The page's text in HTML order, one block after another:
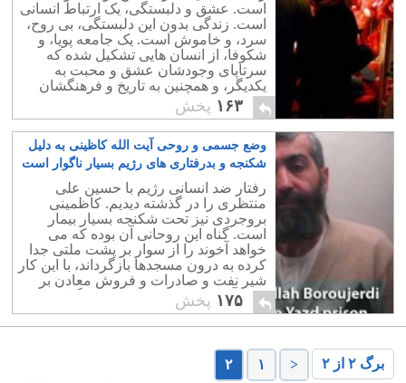
است. عشق و دلبستگی، یک ارتباط انسانی
است. زندگی بدون این دلبستگی، بی روح،
سرد، و خاموش است. یک جامعه پویا، و
شکوفا، از انسان هایی تشکیل شده که
سرتاپای وجودشان عشق و محبت به
یکدیگر، و همچنین به تاریخ و فرهنگشان
است.۱۶۳ پخش
وضع جسمی و روحی آیت الله کاظینی به دلیل
شکنجه و بدرفتاری های رژیم بسیار ناگوار است
رفتار ضد انسانی رژیم با حسین علی
منتظری را در گذشته دیدیم. کاظمینی
بروجردی نیز تحت شکنجه بسیار بیمار
است. گناه این روحانی آن بوده که می
خواهد آخوند را از سوار بر پشت ملتی جدا
کرده به درون مسجدها بازگرداند، با این کار
شیر نفت و صادرات و فروش معادن بر
روی آخوند بسته شده، کار او به گدایی می
کشد.
۱۷۵ پخش
برگ ۲ از ۲ < ۱
۲